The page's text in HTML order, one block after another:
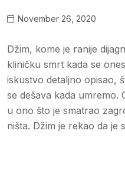
November 26, 2020
Džim, kome je ranije
kliničku smrt kada se
iskustvo detaljno opisao,
se dešava kada umremo.
u ono što je smatrao
ništa. Džim je rekao da